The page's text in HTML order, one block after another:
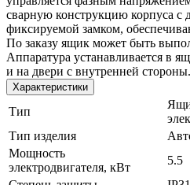
сварную конструкцию корпуса с
фиксируемой замком,
По заказу ящик может быть
Аппаратура устанавливается в
и на двери с внутренней стороны.
Характеристики
Тип
Тип изделия
Мощность
электродвигателя, кВт
5.5